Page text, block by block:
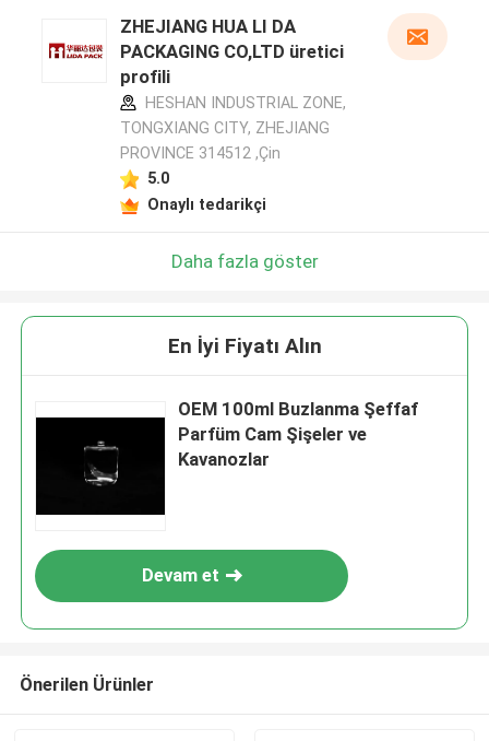
ZHEJIANG HUA LI DA
PACKAGING CO,LTD üretici
profili
HESHAN INDUSTRIAL ZONE,
TONGXIANG CITY, ZHEJIANG
PROVINCE 314512 ,Çin
5.0
Onaylı tedarikçi
Daha fazla göster
En İyi Fiyatı Alın
OEM 100ml Buzlanma Şeffaf
Parfüm Cam Şişeler ve
Kavanozlar
Devam et
Önerilen Ürünler